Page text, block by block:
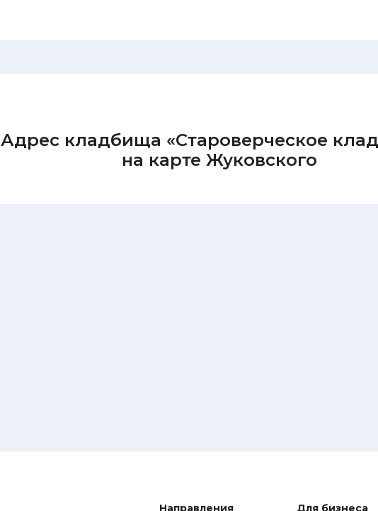
Адрес кладбища «Староверческое
на карте Жуковского
Направления Для бизнеса